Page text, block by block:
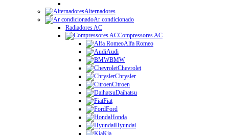
Alternadores
Ar condicionado
Radiadores AC
Compressores AC
Alfa Romeo
Audi
BMW
Chevrolet
Chrysler
Citroen
Daihatsu
Fiat
Ford
Honda
Hyundai
Kia